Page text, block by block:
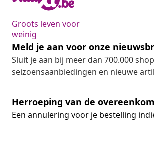
Groots leven voor
weinig
Meld je aan voor onze
Sluit je aan bij meer dan 700.000
seizoensaanbiedingen en nieuwe
Herroeping van de
Een annulering voor je bestelling